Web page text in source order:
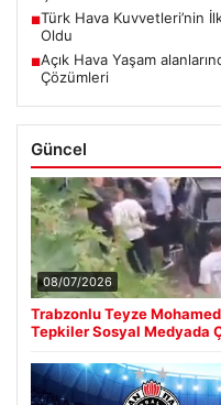
■Türk Hava Kuvvetleri’nin
Oldu
■Açık Hava Yaşam
Çözümleri
Güncel
08/07/2026
Trabzonlu Teyze
Tepkiler Sosyal Medyada